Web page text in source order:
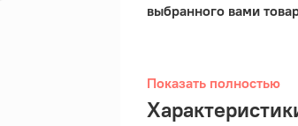
выбранного вами
Показать полностью